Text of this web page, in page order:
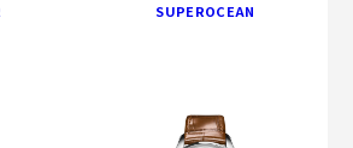
SUPEROCEAN